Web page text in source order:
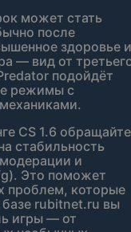
может стать
после
здоровье и
— вид от
подойдёт
режимы с
CS 1.6 обращайте
стабильность
и
Это поможет
проблем, которые
базе rubitnet.ru вы
игры — от